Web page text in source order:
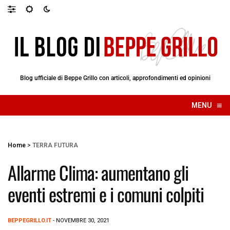
Blog ufficiale di Beppe Grillo con articoli, approfondimenti ed opinioni
MENU ≡
☰
Home > TERRA FUTURA
Allarme Clima: aumentano gli
eventi estremi e i comuni colpiti
BEPPEGRILLO.IT - NOVEMBRE 30, 2021